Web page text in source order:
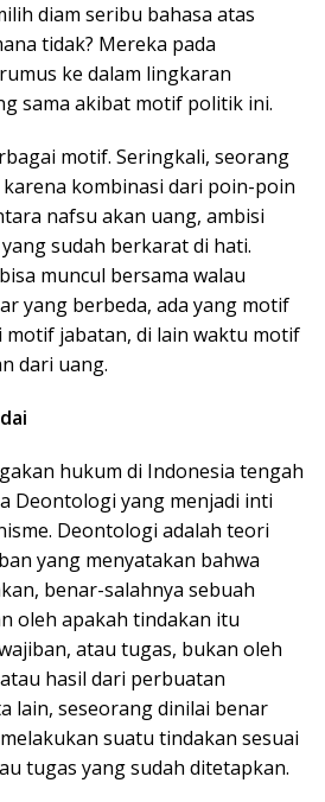
diam seribu bahasa atas
tidak? Mereka pada
ke dalam lingkaran
sama akibat motif politik ini.
motif. Seringkali, seorang
kombinasi dari poin-poin
nafsu akan uang, ambisi
sudah berkarat di hati.
muncul bersama walau
yang berbeda, ada yang motif
jabatan, di lain waktu motif
dari uang.
hukum di Indonesia tengah
Deontologi yang menjadi inti
Deontologi adalah teori
yang menyatakan bahwa
benar-salahnya sebuah
oleh apakah tindakan itu
atau tugas, bukan oleh
hasil dari perbuatan
lain, seseorang dinilai benar
suatu tindakan sesuai
tugas yang sudah ditetapkan.